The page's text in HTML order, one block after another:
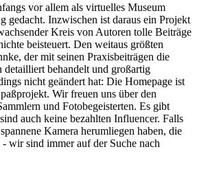
vor allem als virtuelles Museum
gedacht. Inzwischen ist daraus ein Projekt
Kreis von Autoren tolle Beiträge
beisteuert. Den weitaus größten
der mit seinen Praxisbeiträgen die
detailliert behandelt und großartig
nicht geändert hat: Die Homepage ist
Wir freuen uns über den
und Fotobegeisterten. Es gibt
auch keine bezahlten Influencer. Falls
Kamera herumliegen haben, die
wir sind immer auf der Suche nach